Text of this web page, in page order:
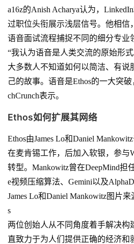
a16z的Anish Acharya认为，
过职位头衔展示浅层信号。他相信
语音面试流程捕捉不同的细分专业
“我认为语音是人类交流的原始形
大多数人不知道如何以简洁、有说
己的故事。语音是Ethos的一大突
chCrunch表示。
Ethos如何扩展其网络
Ethos由James Lo和Daniel
在麦肯锡工作，后加入软银，参与
转型。Mankowitz曾在DeepMind担
e视频压缩算法、Gemini以及
James Lo和Daniel Mankowitz图片
s
两位创始人从不同角度着手解决构
直致力于为人们提供正确的经济和